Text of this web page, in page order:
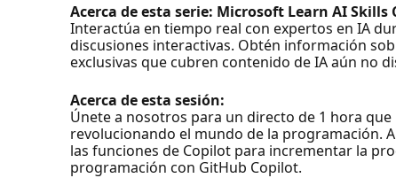
Acerca de esta serie: Microsoft Learn AI
Interactúa en tiempo real con expertos en IA
discusiones interactivas. Obtén información
exclusivas que cubren contenido de IA aún no
Acerca de esta sesión:
Únete a nosotros para un directo de 1 hora
revolucionando el mundo de la programación.
las funciones de Copilot para incrementar la
programación con GitHub Copilot.